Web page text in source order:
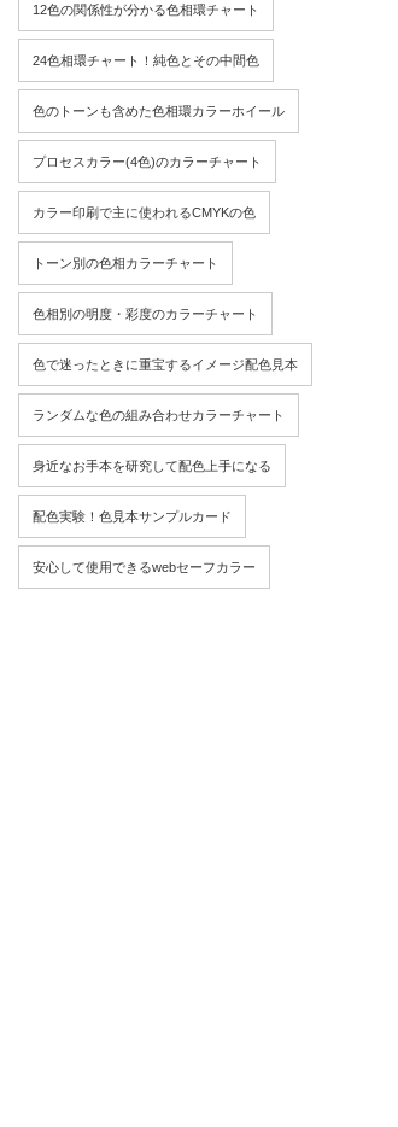
12色の関係性が分かる色相環チャート
24色相環チャート！純色とその中間色
色のトーンも含めた色相環カラーホイール
プロセスカラー(4色)のカラーチャート
カラー印刷で主に使われるCMYKの色
トーン別の色相カラーチャート
色相別の明度・彩度のカラーチャート
色で迷ったときに重宝するイメージ配色見本
ランダムな色の組み合わせカラーチャート
身近なお手本を研究して配色上手になる
配色実験！色見本サンプルカード
安心して使用できるwebセーフカラー